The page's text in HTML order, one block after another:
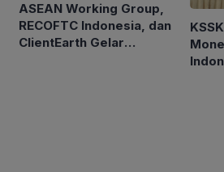
ASEAN Working Group,
RECOFTC Indonesia, dan
ClientEarth Gelar